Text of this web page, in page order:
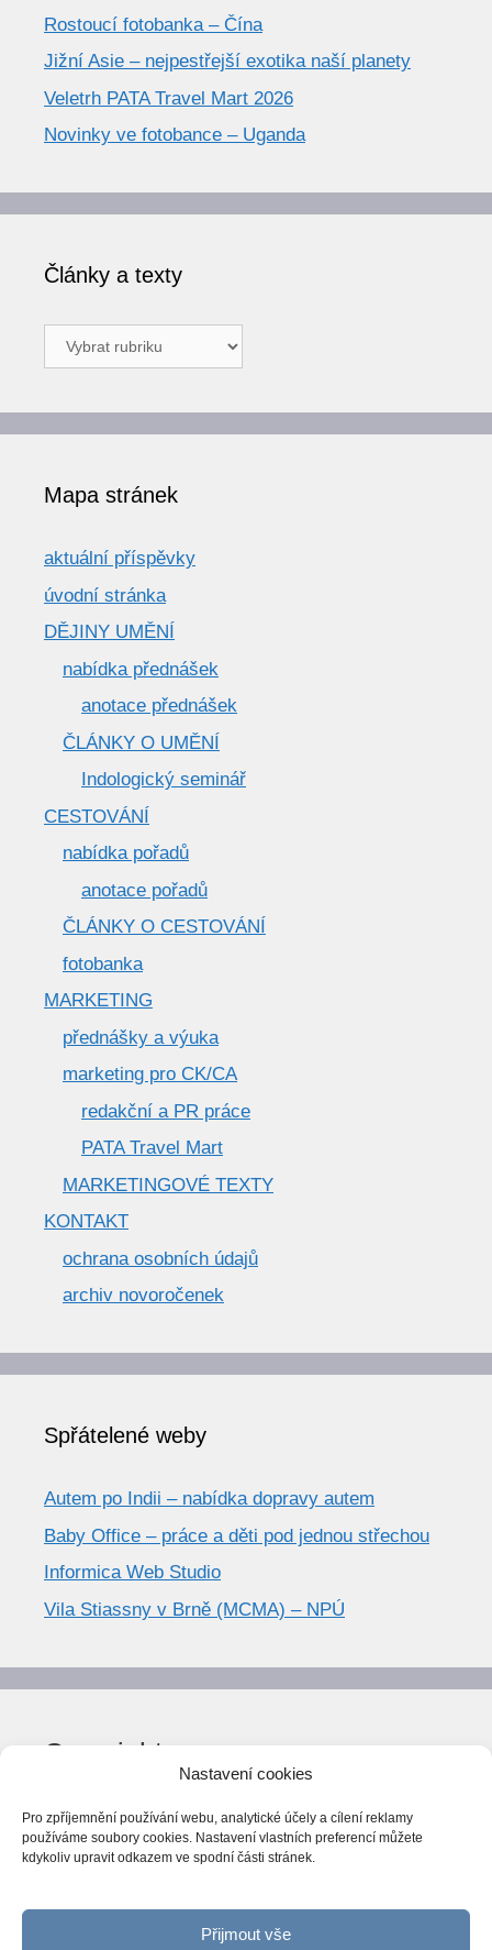
Nastavení cookies
Pro zpříjemnění používání webu, analytické účely a cílení reklamy
používáme soubory cookies. Nastavení vlastních preferencí můžete
kdykoliv upravit odkazem ve spodní části stránek.
Přijmout vše
Rostoucí fotobanka – Čína
Jižní Asie – nejpestřejší exotika naší planety
Veletrh PATA Travel Mart 2026
Novinky ve fotobance – Uganda
Články a texty
Články
a
Mapa stránek
aktuální příspěvky
úvodní stránka
DĚJINY UMĚNÍ
nabídka přednášek
anotace přednášek
ČLÁNKY O UMĚNÍ
Indologický seminář
CESTOVÁNÍ
nabídka pořadů
anotace pořadů
ČLÁNKY O CESTOVÁNÍ
fotobanka
MARKETING
přednášky a výuka
marketing pro CK/CA
redakční a PR práce
PATA Travel Mart
MARKETINGOVÉ TEXTY
KONTAKT
ochrana osobních údajů
archiv novoročenek
Spřátelené weby
Autem po Indii – nabídka dopravy autem
Baby Office – práce a děti pod jednou střechou
Informica Web Studio
Vila Stiassny v Brně (MCMA) – NPÚ
Copyright
© World Trend 2014-2026
Všechna práva vyhrazena.
CC BY-NC 4.0
ováno Národní knihovnou ČR